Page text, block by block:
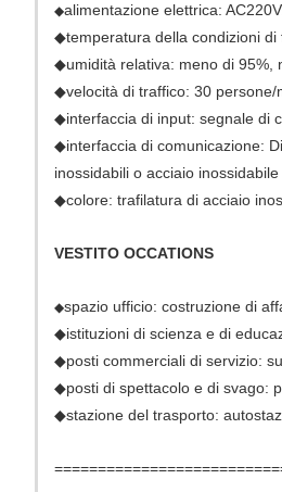
◆alimentazione elettrica:
◆temperatura della condizioni
◆umidità relativa: meno di 95%,
◆velocità di traffico: 30 persone/
◆interfaccia di input: segnale di
◆interfaccia di comunicazione:
inossidabili o acciaio inossidabile
◆colore: trafilatura di acciaio
VESTITO OCCATIONS
◆spazio ufficio: costruzione di
◆istituzioni di scienza e di
◆posti commerciali di servizio:
◆posti di spettacolo e di svago:
◆stazione del trasporto: